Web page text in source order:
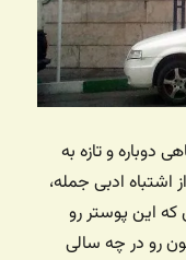
دوباره و تازه به
ادبی جمله،
این پوستر رو
رو در چه سالی